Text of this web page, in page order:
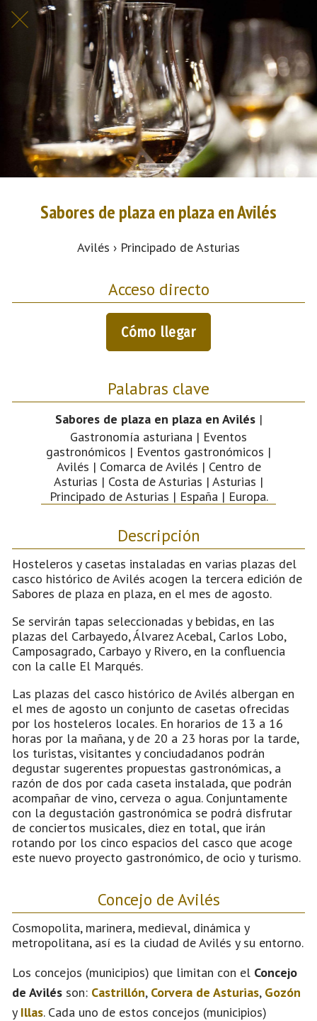
Sabores de plaza en plaza en Avilés
Avilés › Principado de Asturias
Acceso directo
Cómo llegar
Palabras clave
Sabores de plaza en plaza en Avilés|
Gastronomía asturiana | Eventos
gastronómicos | Eventos gastronómicos |
Avilés | Comarca de Avilés | Centro de
Asturias | Costa de Asturias | Asturias |
Principado de Asturias | España | Europa.
Descripción
Hosteleros y casetas instaladas en varias plazas del
casco histórico de Avilés acogen la tercera edición de
Sabores de plaza en plaza, en el mes de agosto.
Se servirán tapas seleccionadas y bebidas, en las
plazas del Carbayedo, Álvarez Acebal, Carlos Lobo,
Camposagrado, Carbayo y Rivero, en la confluencia
con la calle El Marqués.
Las plazas del casco histórico de Avilés albergan en
el mes de agosto un conjunto de casetas ofrecidas
por los hosteleros locales. En horarios de 13 a 16
horas por la mañana, y de 20 a 23 horas por la tarde,
los turistas, visitantes y conciudadanos podrán
degustar sugerentes propuestas gastronómicas, a
razón de dos por cada caseta instalada, que podrán
acompañar de vino, cerveza o agua. Conjuntamente
con la degustación gastronómica se podrá disfrutar
de conciertos musicales, diez en total, que irán
rotando por los cinco espacios del casco que acoge
este nuevo proyecto gastronómico, de ocio y turismo.
Concejo de Avilés
Cosmopolita, marinera, medieval, dinámica y
metropolitana, así es la ciudad de Avilés y su entorno.
Los concejos (municipios) que limitan con el Concejo
de Avilés son: Castrillón, Corvera de Asturias, Gozón
y Illas. Cada uno de estos concejos (municipios)